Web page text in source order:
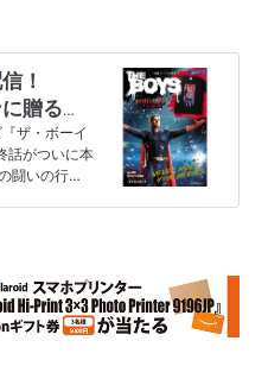
！
贈る公
ャル増
ザ・ボーイ
話がついに本
闘いの行方